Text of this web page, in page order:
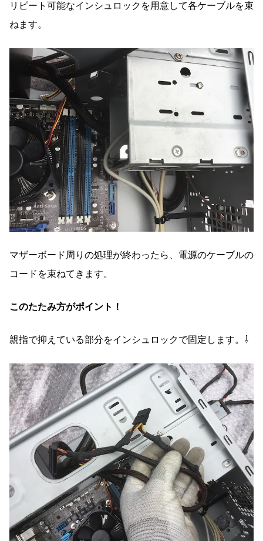
リピート可能なインシュロックを用意して各ケーブルを束
ねます。
マザーボード周りの処理が終わったら、電源のケーブルの
コードを束ねてきます。
このたたみ方がポイント！
親指で抑えている部分をインシュロックで固定します。⇩